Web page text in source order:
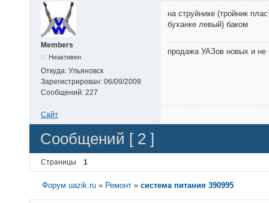
Members
Неактивен
Откуда: Ульяновск
Зарегистрирован: 06/09/2009
Сообщений: 227
на струйнике (тройник
буханке левый) баком
продажа УАЗов новых и не
Сайт
Сообщений [ 2 ]
Страницы 1
Форум uazik.ru » Ремонт » система питания 390995